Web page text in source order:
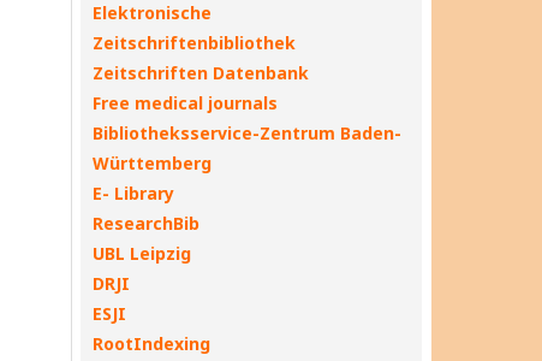
Elektronische
Zeitschriftenbibliothek
Zeitschriften Datenbank
Free medical journals
Bibliotheksservice-Zentrum Baden-
Württemberg
E- Library
ResearchBib
UBL Leipzig
DRJI
ESJI
RootIndexing